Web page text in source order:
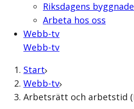
Riksdagens
Arbeta hos oss
Webb-tv
Webb-tv
Start
Webb-tv
Arbetsrätt och arbetstid